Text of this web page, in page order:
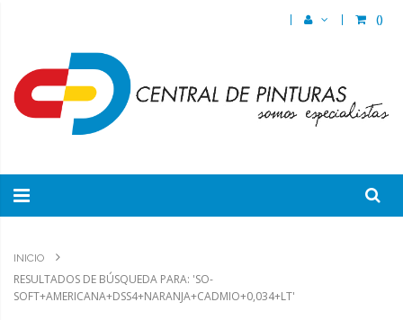
()
INICIO
RESULTADOS DE BÚSQUEDA PARA: 'SO-
SOFT+AMERICANA+DSS4+NARANJA+CADMIO+0,034+LT'